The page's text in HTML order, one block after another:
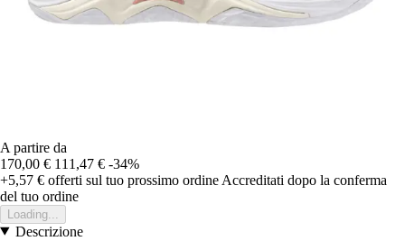
A partire da
170,00 € 111,47 € -34%
+5,57 € offerti sul tuo prossimo ordine Accreditati dopo la conferma
del tuo ordine
Loading...
Descrizione